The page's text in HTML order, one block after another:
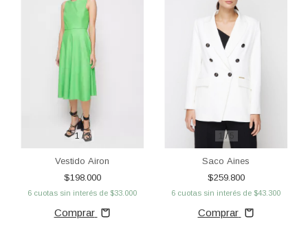
1 /3
Vestido Airon
$198.000
6 cuotas sin interés de $33.000
Comprar
/
Saco Aines
$259.800
6 cuotas sin interés de $43.300
Comprar